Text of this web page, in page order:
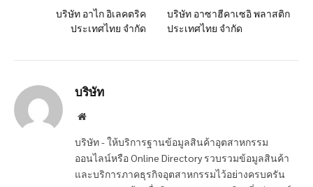
บริษัท อาไก อิเลคตริค
ประเทศไทย จำกัด
บริษัท อาซาฮีคาเซอิ พลาสติก
ประเทศไทย จำกัด
บริษัท
Website
บริษัท - ให้บริการฐานข้อมูลสินค้าอุตสาหกรรม
ออนไลน์หรือ Online Directory รวบรวมข้อมูลสินค้า
และบริการภาคธุรกิจอุตสาหกรรมไว้อย่างครบครัน